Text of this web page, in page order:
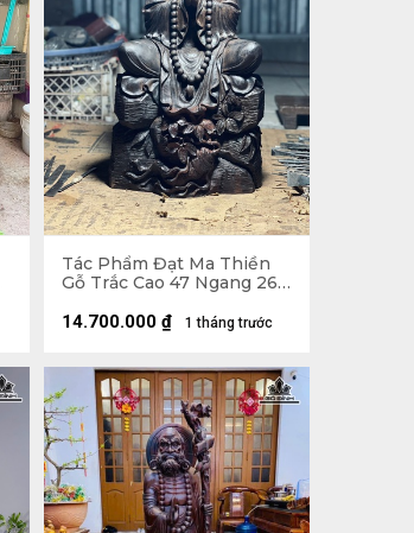
Tác Phẩm Đạt Ma Thiền
Gỗ Trắc Cao 47 Ngang 26
1 tháng trước
14.700.000 ₫